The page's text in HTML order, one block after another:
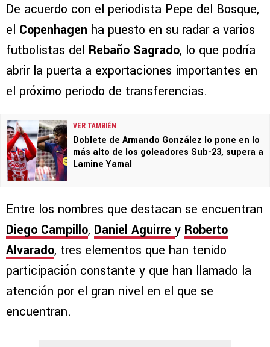
De acuerdo con el periodista Pepe del Bosque,
el Copenhagen ha puesto en su radar a varios
futbolistas del Rebaño Sagrado, lo que podría
abrir la puerta a exportaciones importantes en
el próximo periodo de transferencias.
VER TAMBIÉN
Doblete de Armando González lo pone en lo
más alto de los goleadores Sub-23, supera a
Lamine Yamal
Entre los nombres que destacan se encuentran
Diego Campillo, Daniel Aguirre y Roberto
Alvarado, tres elementos que han tenido
participación constante y que han llamado la
atención por el gran nivel en el que se
encuentran.